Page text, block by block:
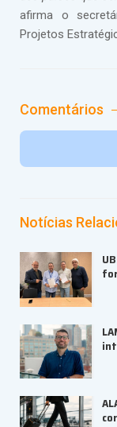
afirma o
Projetos
Comentários
Notícias